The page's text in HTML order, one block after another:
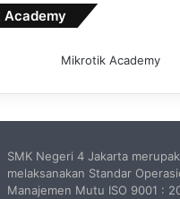
SMK Negeri 4 Jakarta
melaksanakan Standar
Manajemen Mutu ISO 9001 :